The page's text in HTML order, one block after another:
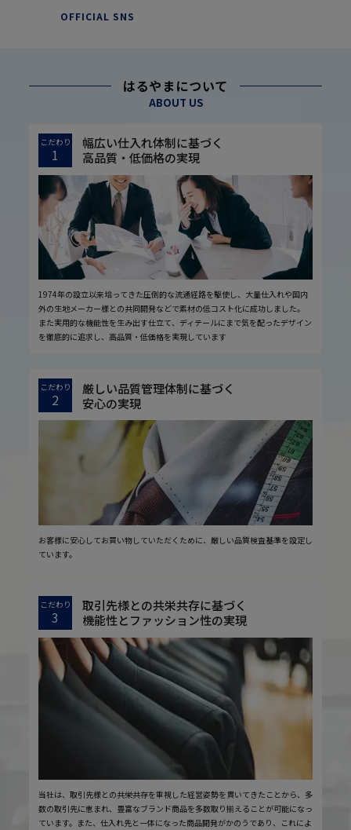
OFFICIAL SNS
はるやまについて
ABOUT US
こだわり
1
幅広い仕入れ体制に基づく
高品質・低価格の実現
1974年の設立以来培ってきた圧倒的な流通経路を駆使し、大量仕入れや国内
外の生地メーカー様との共同開発などで素材の低コスト化に成功しました。
また実用的な機能性を生み出す仕立て、ディテールにまで気を配ったデザイン
を徹底的に追求し、高品質・低価格を実現しています
こだわり
2
厳しい品質管理体制に基づく
安心の実現
お客様に安心してお買い物していただくために、厳しい品質検査基準を設定し
ています。
こだわり
3
取引先様との共栄共存に基づく
機能性とファッション性の実現
当社は、取引先様との共栄共存を重視した経営姿勢を貫いてきたことから、多
数の取引先に恵まれ、豊富なブランド商品を多数取り揃えることが可能になっ
ています。また、仕入れ先と一体になった商品開発がかのうであり、これによ